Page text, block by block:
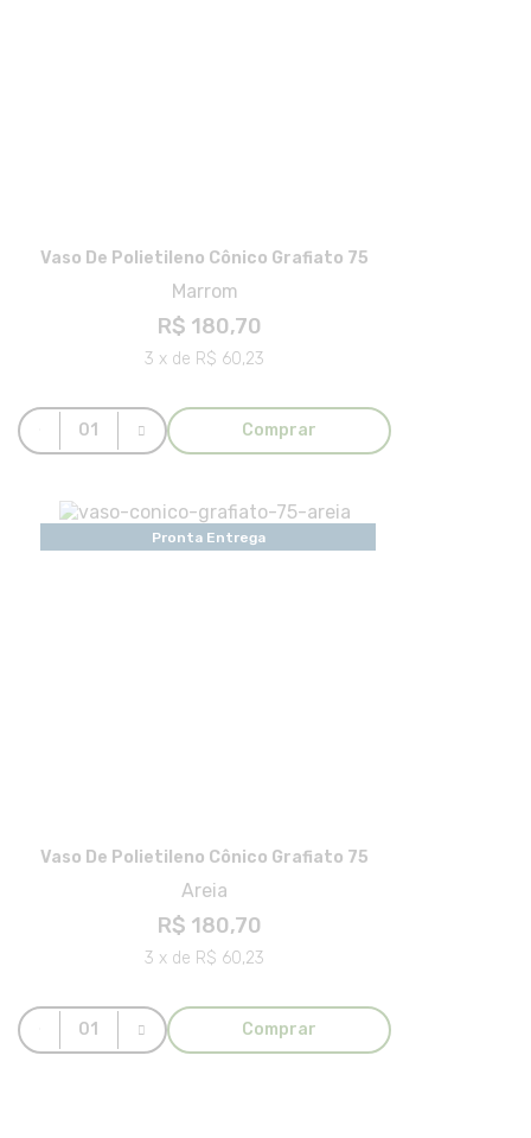
Vaso De Polietileno Cônico Grafiato 75
Marrom
R$ 180,70
3 x de R$ 60,23
Comprar
Pronta Entrega
Vaso De Polietileno Cônico Grafiato 75
Areia
R$ 180,70
3 x de R$ 60,23
Comprar